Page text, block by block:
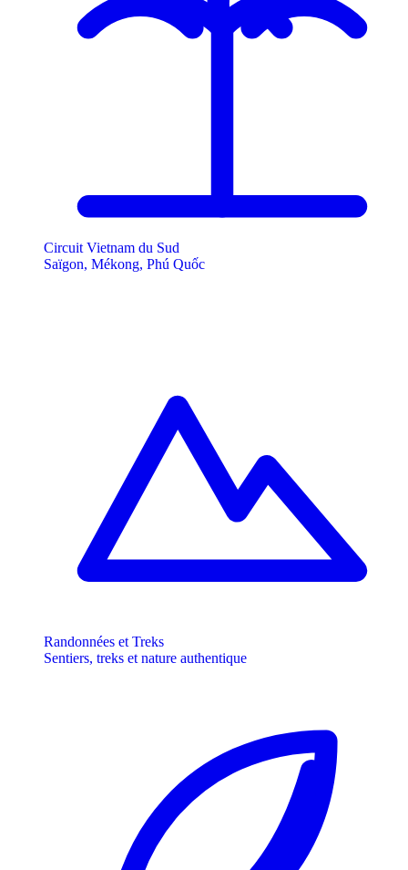
Circuit Vietnam du Sud
Saïgon, Mékong, Phú Quốc
Randonnées et Treks
Sentiers, treks et nature authentique